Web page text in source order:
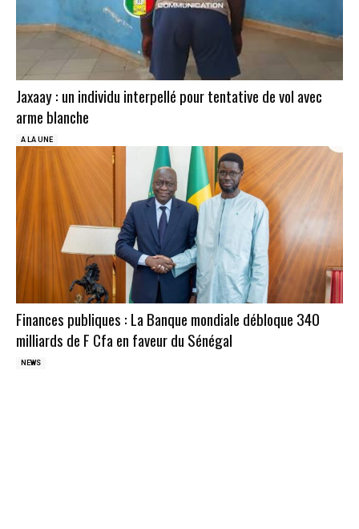
Jaxaay : un individu interpellé pour tentative de vol avec
arme blanche
A LA UNE
Finances publiques : La Banque mondiale débloque 340
milliards de F Cfa en faveur du Sénégal
NEWS